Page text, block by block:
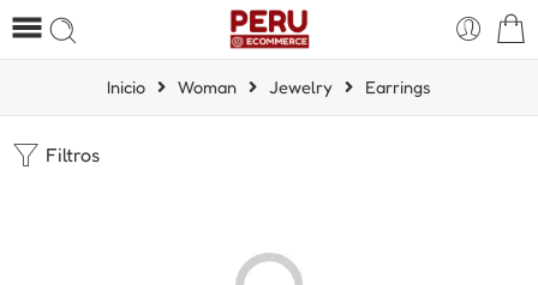
Inicio Woman Jewelry Earrings
Filtros